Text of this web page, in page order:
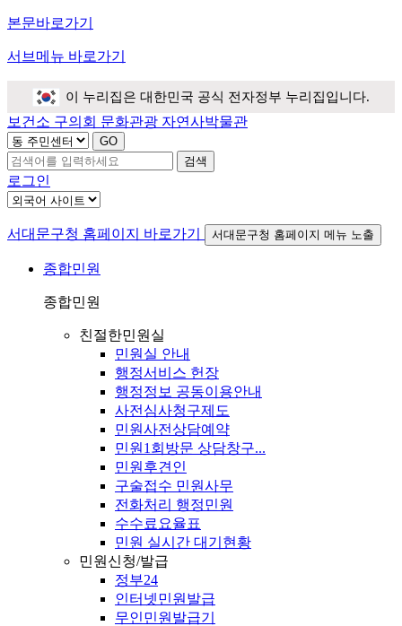
본문바로가기
서브메뉴 바로가기
이 누리집은 대한민국 공식 전자정부 누리집입니다.
보건소 구의회 문화관광 자연사박물관
검색
로그인
서대문구청 홈페이지 바로가기 서대문구청 홈페이지 메뉴 노출
종합민원
종합민원
친절한민원실
민원실 안내
행정서비스 헌장
행정정보 공동이용안내
사전심사청구제도
민원사전상담예약
민원1회방문 상담창구...
민원후견인
구술접수 민원사무
전화처리 행정민원
수수료요율표
민원 실시간 대기현황
민원신청/발급
정부24
인터넷민원발급
무인민원발급기